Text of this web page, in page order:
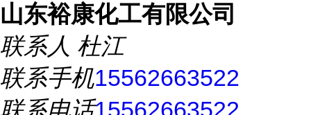
山东裕康化工有限公司
联系人 杜江
联系手机15562663522
联系电话15562663522